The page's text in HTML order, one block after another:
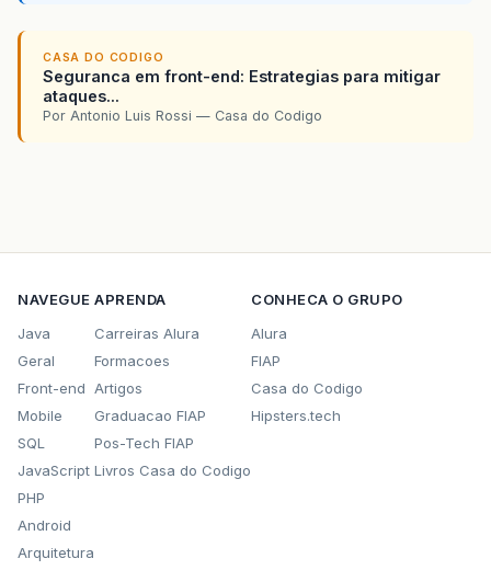
CASA DO CODIGO
Seguranca em front-end: Estrategias para mitigar
ataques...
Por Antonio Luis Rossi — Casa do Codigo
NAVEGUE
Java
Geral
Front-end
Mobile
SQL
JavaScript
PHP
Android
Arquitetura
APRENDA
Carreiras Alura
Formacoes
Artigos
Graduacao FIAP
Pos-Tech FIAP
Livros Casa do Codigo
CONHECA O GRUPO
Alura
FIAP
Casa do Codigo
Hipsters.tech